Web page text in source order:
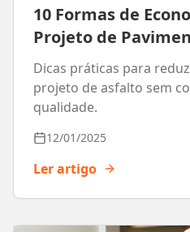
10 Formas de
Projeto de
Dicas práticas para
projeto de asfalto sem
qualidade.
12/01/2025
Ler artigo